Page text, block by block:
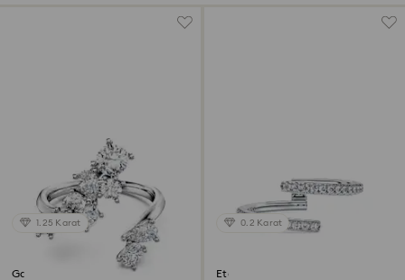
1.25 Karat
Galaxy Bypass-Ring
0.2 Karat
Eternity Offener Bandring